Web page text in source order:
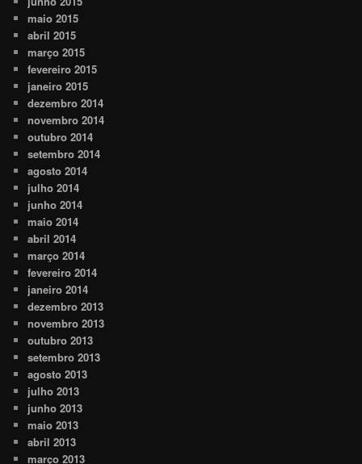
maio 2015
abril 2015
março 2015
fevereiro 2015
janeiro 2015
dezembro 2014
novembro 2014
outubro 2014
setembro 2014
agosto 2014
julho 2014
junho 2014
maio 2014
abril 2014
março 2014
fevereiro 2014
janeiro 2014
dezembro 2013
novembro 2013
outubro 2013
setembro 2013
agosto 2013
julho 2013
junho 2013
maio 2013
abril 2013
março 2013